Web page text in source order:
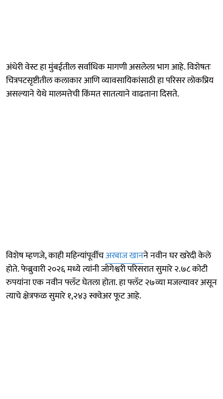
अंधेरी वेस्ट हा मुंबईतील सर्वाधिक मागणी असलेला भाग आहे. विशेषतः
चित्रपटसृष्टीतील कलाकार आणि व्यावसायिकांसाठी हा परिसर लोकप्रिय
असल्याने येथे मालमत्तेची किंमत सातत्याने वाढताना दिसते.
विशेष म्हणजे, काही महिन्यांपूर्वीचअरबाज खानने नवीन घर खरेदी केले
होते. फेब्रुवारी २०२६ मध्ये त्यांनी जोगेश्वरी परिसरात सुमारे २.७८ कोटी
रुपयांना एक नवीन फ्लॅट घेतला होता. हा फ्लॅट २७व्या मजल्यावर असून
त्याचे क्षेत्रफळ सुमारे १,२४३ स्क्वेअर फूट आहे.